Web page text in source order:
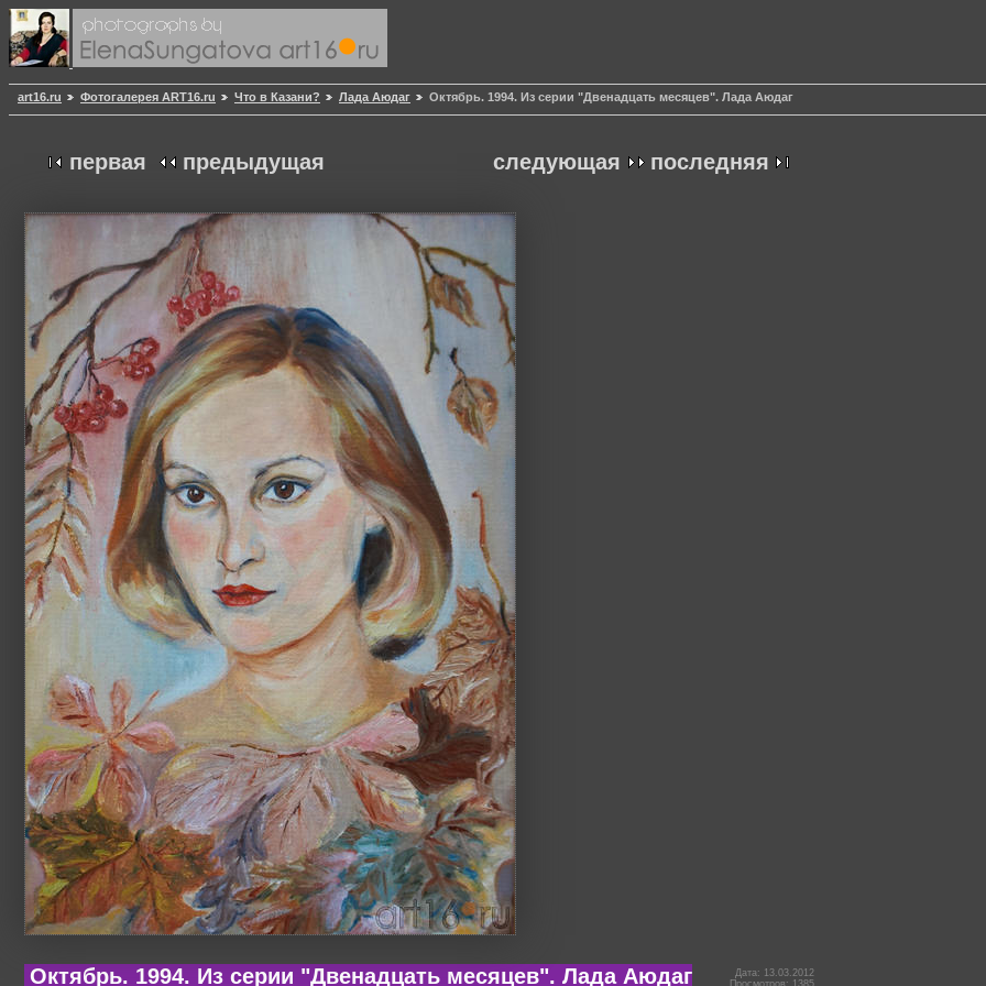
art16.ru Фотогалерея ART16.ru Что в Казани? Лада Аюдаг Октябрь. 1994. Из серии "Двенадцать месяцев". Лада Аюдаг
следующая последняя
первая предыдущая
Октябрь. 1994. Из серии "Двенадцать месяцев". Лада Аюдаг
Дата: 13.03.2012